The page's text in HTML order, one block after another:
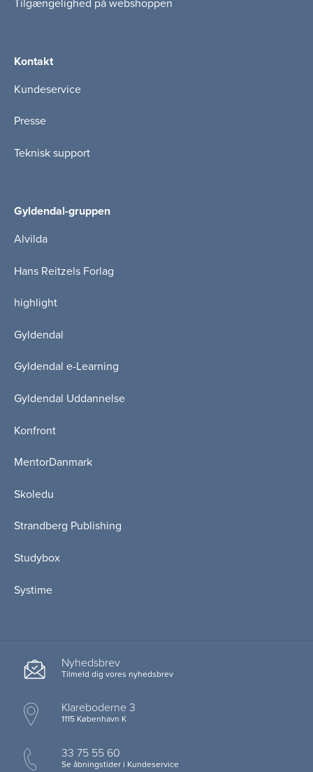
Tilgængelighed på webshoppen
Kontakt
Kundeservice
Presse
Teknisk support
Gyldendal-gruppen
Alvilda
Hans Reitzels Forlag
highlight
Gyldendal
Gyldendal e-Learning
Gyldendal Uddannelse
Konfront
MentorDanmark
Skoledu
Strandberg Publishing
Studybox
Systime
Nyhedsbrev
Tilmeld dig vores nyhedsbrev
Klareboderne 3
1115 København K
33 75 55 60
Se åbningstider i Kundeservice